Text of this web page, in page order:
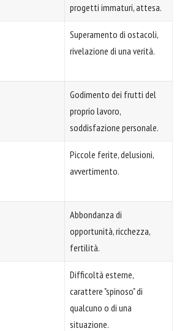
progetti immaturi, attesa.
Superamento di ostacoli,
rivelazione di una verità.
Godimento dei frutti del
proprio lavoro,
soddisfazione personale.
Piccole ferite, delusioni,
avvertimento.
Abbondanza di
opportunità, ricchezza,
fertilità.
Difficoltà esterne,
carattere "spinoso" di
qualcuno o di una
situazione.